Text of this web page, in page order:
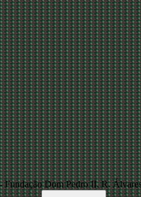
Fundação Dom Pedro II, R.